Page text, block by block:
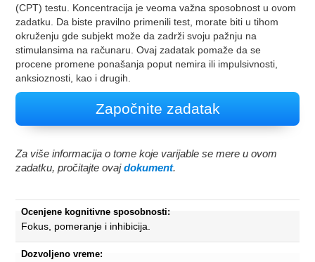
(CPT) testu. Koncentracija je veoma važna sposobnost u ovom
zadatku. Da biste pravilno primenili test, morate biti u tihom
okruženju gde subjekt može da zadrži svoju pažnju na
stimulansima na računaru. Ovaj zadatak pomaže da se
procene promene ponašanja poput nemira ili impulsivnosti,
anksioznosti, kao i drugih.
Započnite zadatak
Za više informacija o tome koje varijable se mere u ovom
zadatku, pročitajte ovajdokument.
Ocenjene kognitivne sposobnosti:
Fokus, pomeranje i inhibicija.
Dozvoljeno vreme: